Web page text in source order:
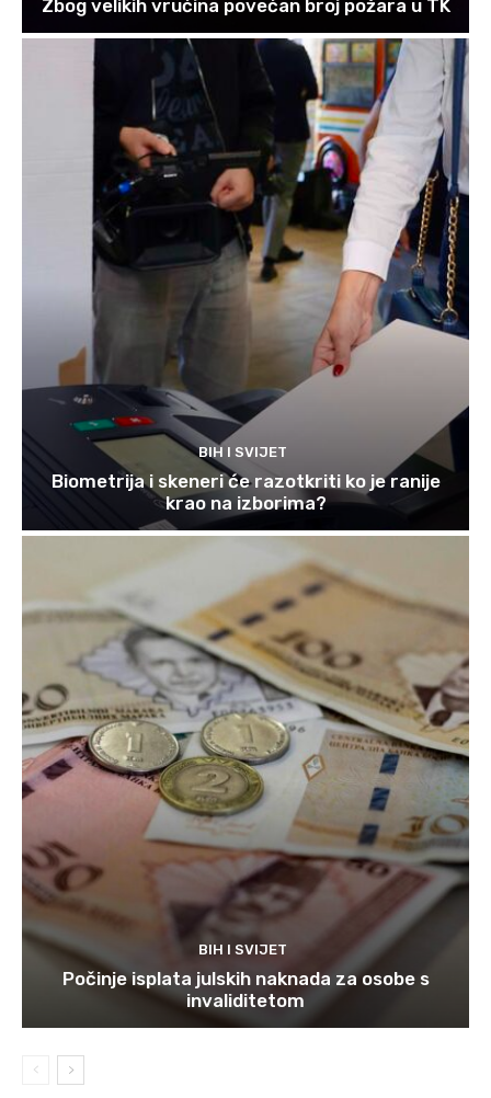
Zbog velikih vrućina povećan broj požara u TK
BIH I SVIJET
Biometrija i skeneri će razotkriti ko je ranije
krao na izborima?
BIH I SVIJET
Počinje isplata julskih naknada za osobe s
invaliditetom